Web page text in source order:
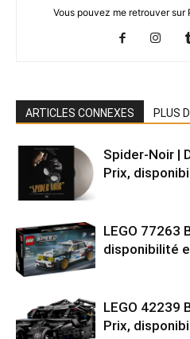
Vous pouvez me retrouver
ARTICLES CONNEXES PLUS
Spider-Noir |
Prix,
LEGO 77263
disponibilité
LEGO 42239
Prix,